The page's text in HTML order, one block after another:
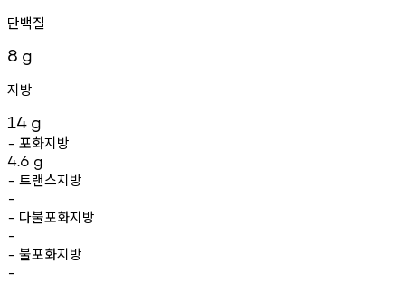
단백질
8 g
지방
14 g
- 포화지방
4.6 g
- 트랜스지방
-
- 다불포화지방
-
- 불포화지방
-